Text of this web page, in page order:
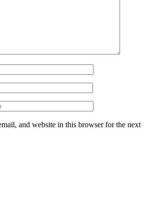
and website in this browser for the next